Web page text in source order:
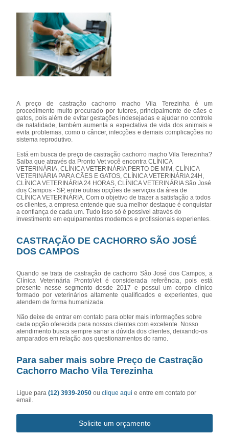
A preço de castração cachorro macho Vila Terezinha é um
procedimento muito procurado por tutores, principalmente de cães e
gatos, pois além de evitar gestações indesejadas e ajudar no controle
de natalidade, também aumenta a expectativa de vida dos animais e
evita problemas, como o câncer, infecções e demais complicações no
sistema reprodutivo.
Está em busca de preço de castração cachorro macho Vila Terezinha?
Saiba que através da Pronto Vet você encontra CLÍNICA
VETERINÁRIA, CLÍNICA VETERINÁRIA PERTO DE MIM, CLÍNICA
VETERINÁRIA PARA CÃES E GATOS, CLÍNICA VETERINÁRIA 24H,
CLÍNICA VETERINÁRIA 24 HORAS, CLÍNICA VETERINÁRIA São José
dos Campos - SP, entre outras opções de serviços da área de
CLÍNICA VETERINÁRIA. Com o objetivo de trazer a satisfação a todos
os clientes, a empresa entende que sua melhor destaque é conquistar
a confiança de cada um. Tudo isso só é possível através do
investimento em equipamentos modernos e profissionais experientes.
CASTRAÇÃO DE CACHORRO SÃO JOSÉ
DOS CAMPOS
Quando se trata de castração de cachorro São José dos Campos, a
Clínica Veterinária ProntoVet é considerada referência, pois está
presente nesse segmento desde 2017 e possui um corpo clínico
formado por veterinários altamente qualificados e experientes, que
atendem de forma humanizada.
Não deixe de entrar em contato para obter mais informações sobre
cada opção oferecida para nossos clientes com excelente. Nosso
atendimento busca sempre sanar a dúvida dos clientes, deixando-os
amparados em relação aos questionamentos do ramo.
Para saber mais sobre Preço de Castração
Cachorro Macho Vila Terezinha
Ligue para(12) 3939-2050ouclique aqui e entre em contato por
email.
Solicite um orçamento